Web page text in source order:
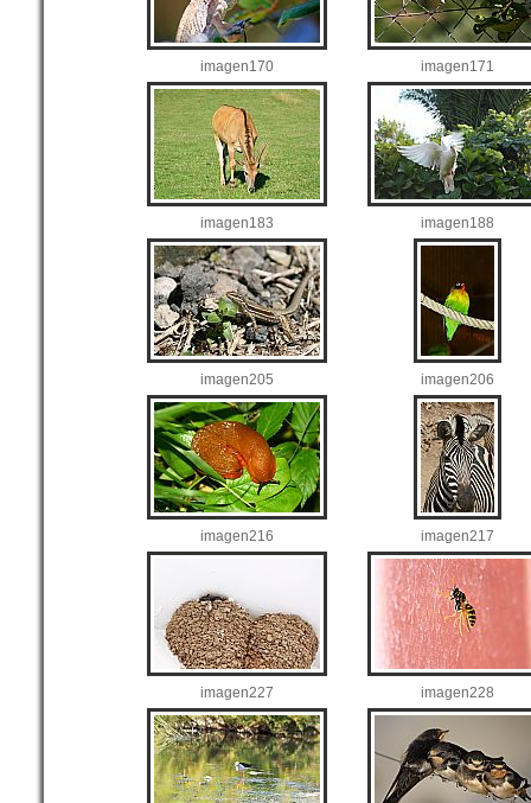
imagen170 imagen171
imagen183 imagen188
imagen205 imagen206
imagen216 imagen217
imagen227 imagen228